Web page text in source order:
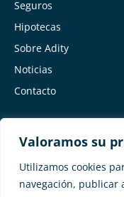
Valoramos su
Utilizamos cookies
navegación, publicar
Seguros
Hipotecas
Sobre Adity
Noticias
Contacto